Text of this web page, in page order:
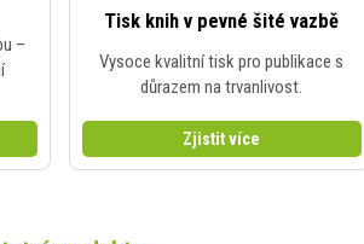
–
Tisk knih v pevné šité vazbě
Vysoce kvalitní tisk pro publikace s
důrazem na trvanlivost.
Zjistit více